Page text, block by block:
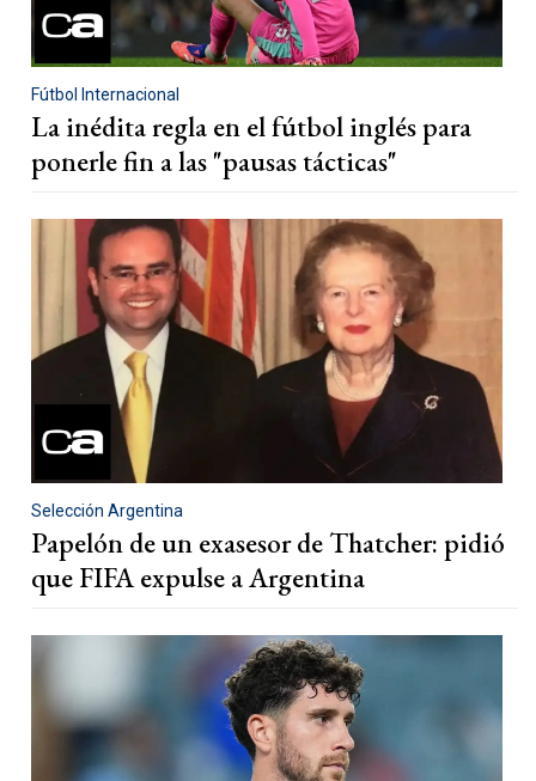
Fútbol Internacional
La inédita regla en el fútbol inglés para
ponerle fin a las "pausas tácticas"
Selección Argentina
Papelón de un exasesor de Thatcher: pidió
que FIFA expulse a Argentina